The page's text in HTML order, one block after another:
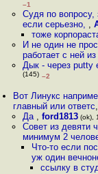
–1
Судя по вопросу,
если серьезно, ,
тоже
И не один не
работает с ней
Дык - через putty
(145) –2
Вот Линукс
главный или ответс
Да , ford1813(ok),
Совет из девяти
минимум 2
Что-то если
уж один
ссылку в